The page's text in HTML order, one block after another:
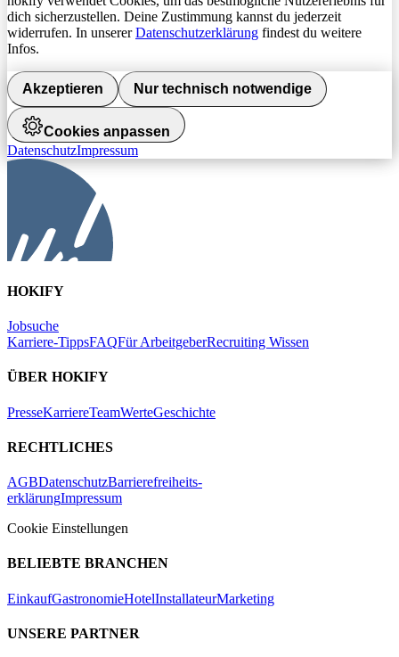
dich sicherzustellen. Deine Zustimmung kannst du jederzeit
widerrufen. In unsererDatenschutzerklärung findest du weitere
Infos.
Akzeptieren Nur technisch notwendige
Cookies anpassen
DatenschutzImpressum
HOKIFY
Jobsuche
Karriere-TippsFAQFür ArbeitgeberRecruiting Wissen
ÜBER HOKIFY
PresseKarriereTeamWerteGeschichte
RECHTLICHES
AGBDatenschutzBarrierefreiheits-
erklärungImpressum
Cookie Einstellungen
BELIEBTE BRANCHEN
EinkaufGastronomieHotelInstallateurMarketing
UNSERE PARTNER